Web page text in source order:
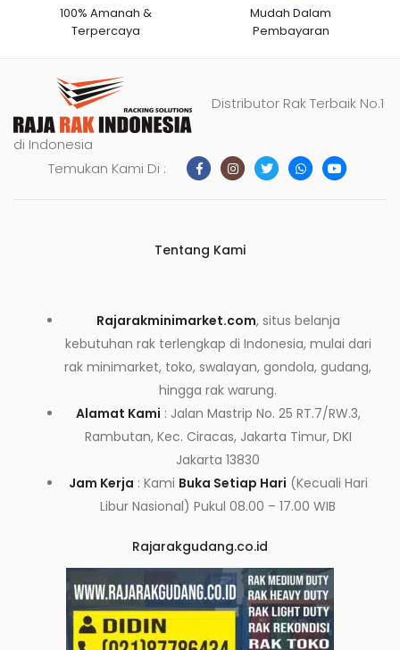
100% Amanah &
Terpercaya
Mudah Dalam
Pembayaran
Distributor Rak Terbaik No.1
di Indonesia
Temukan Kami Di :
Tentang Kami
Rajarakminimarket.com, situs belanja
kebutuhan rak terlengkap di Indonesia, mulai dari
rak minimarket, toko, swalayan, gondola, gudang,
hingga rak warung.
Alamat Kami : Jalan Mastrip No. 25 RT.7/RW.3,
Rambutan, Kec. Ciracas, Jakarta Timur, DKI
Jakarta 13830
Jam Kerja : Kami Buka Setiap Hari (Kecuali Hari
Libur Nasional) Pukul 08.00 – 17.00 WIB
Rajarakgudang.co.id